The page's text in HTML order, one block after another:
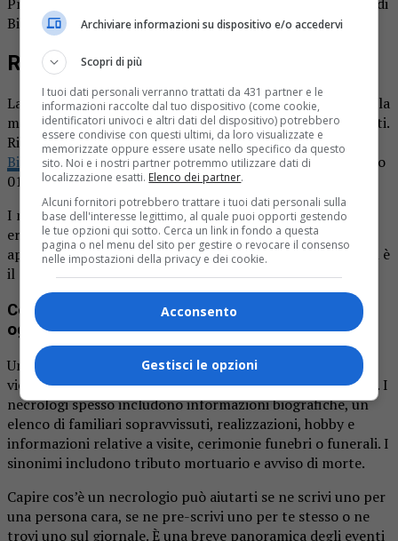
Biella.it sono gratuiti.
Ricordiamo i nostri cari defunti
La pagina dei necrologi de La Provincia di Biella.it in edicola
mercoledì 25 febbraio. L’ultimo saluto ai nostri cari defunti.
Ricordiamo che i necrologi sulgiornale La Provincia di
Biella.itsono gratuiti. Per informazioni chiamare il numero
015.32383.
I necrologi fanno parte di una tradizione antica che
ereditiamo dal tempo degli antichi romani. In questo
approfondimento spiegheremo cosa è un necrologio, qual è
il scopo, come si scrive, dove pubblicarlo, etc.
Cosa sono i necrologi e come sono utilizzati
oggi?
Un necrologio è un annuncio della morte di qualcuno, che
viene spesso stampato su un giornale o pubblicato online. I
necrologi spesso includono informazioni biografiche, un
elenco di familiari sopravvissuti, realizzazioni, hobby e
informazioni relative a visite, cerimonie funebri o funerali. I
sinonimi includono tributo mortuario e avviso di morte.
Capire cos’è un necrologio può aiutarti se ne scrivi uno per
una persona cara, se ne pre-scrivi uno per te stesso o ne
trovi uno sul giornale. È una breve panoramica degli eventi
Archiviare informazioni su dispositivo e/o accedervi
Scopri di più
I tuoi dati personali verranno trattati da 431 partner e le
informazioni raccolte dal tuo dispositivo (come cookie,
identificatori univoci e altri dati del dispositivo) potrebbero
essere condivise con questi ultimi, da loro visualizzate e
memorizzate oppure essere usate nello specifico da questo
sito. Noi e i nostri partner potremmo utilizzare dati di
localizzazione esatti. Elenco dei partner.
Alcuni fornitori potrebbero trattare i tuoi dati personali sulla
base dell'interesse legittimo, al quale puoi opporti gestendo
le tue opzioni qui sotto. Cerca un link in fondo a questa
pagina o nel menu del sito per gestire o revocare il consenso
nelle impostazioni della privacy e dei cookie.
Acconsento
Gestisci le opzioni